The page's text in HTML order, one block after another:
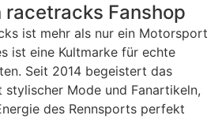
racetracks Fanshop
ist mehr als nur ein Motorsport
ist eine Kultmarke für echte
Seit 2014 begeistert das
stylischer Mode und Fanartikeln,
des Rennsports perfekt